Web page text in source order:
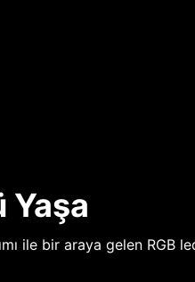
Yaşa
ile bir araya gelen RGB